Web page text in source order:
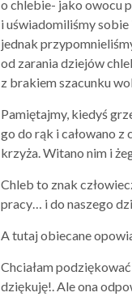
o chlebie- jako owocu
i uświadomiliśmy
jednak
od zarania dziejów
z brakiem szacunku
Pamiętajmy, kiedyś
go do rąk i całowano z
krzyża. Witano nim i
Chleb to znak
pracy… i do naszego
A tutaj obiecane
Chciałam
dziękuję!. Ale ona